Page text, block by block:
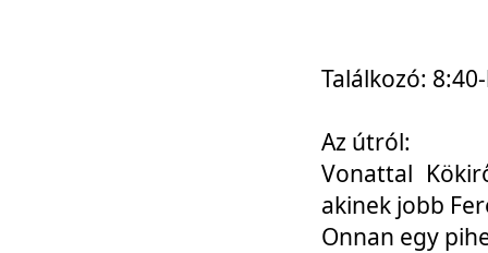
Találkozó:
Az útról:
Vonattal
akinek jobb
Onnan egy